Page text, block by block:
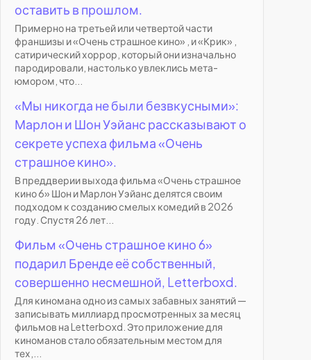
оставить в прошлом.
Примерно на третьей или четвертой части
франшизы и «Очень страшное кино» , и «Крик» ,
сатирический хоррор, который они изначально
пародировали, настолько увлеклись мета-
юмором, что...
«Мы никогда не были безвкусными»:
Марлон и Шон Уэйанс рассказывают о
секрете успеха фильма «Очень
страшное кино».
В преддверии выхода фильма «Очень страшное
кино 6» Шон и Марлон Уэйанс делятся своим
подходом к созданию смелых комедий в 2026
году. Спустя 26 лет...
Фильм «Очень страшное кино 6»
подарил Бренде её собственный,
совершенно несмешной, Letterboxd.
Для киномана одно из самых забавных занятий —
записывать миллиард просмотренных за месяц
фильмов на Letterboxd. Это приложение для
киноманов стало обязательным местом для
тех,...